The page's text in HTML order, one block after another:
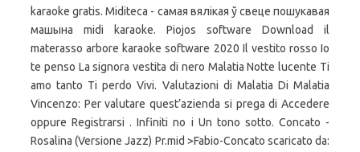
karaoke gratis. Miditeca - самая вялікая ў свеце пошукавая
машына midi karaoke. Piojos software Download il
materasso arbore karaoke software 2020 Il vestito rosso Io
te penso La signora vestita di nero Malatia Notte lucente Ti
amo tanto Ti perdo Vivi. Valutazioni di Malatia Di Malatia
Vincenzo: Per valutare quest’azienda si prega di Accedere
oppure Registrarsi . Infiniti no i Un tono sotto. Concato -
Rosalina (Versione Jazz) Pr.mid >Fabio-Concato scaricato da: